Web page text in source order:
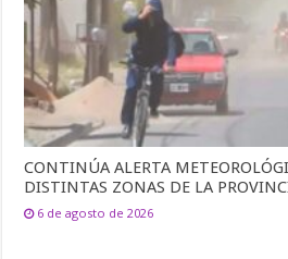
CONTINÚA ALERTA
DISTINTAS ZONAS DE LA
6 de agosto de 2026